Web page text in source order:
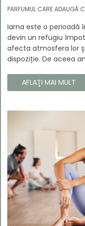
PARFUMUL CARE ADAUGĂ
Iarna este o perioadă
devin un refugiu
afecta atmosfera lor
dispoziție. De aceea
fiecare colț al casei
iarnă. Noua noastră
interiorul casei tale.
trecătoare ale iernii
AFLAŢI MAI MULT